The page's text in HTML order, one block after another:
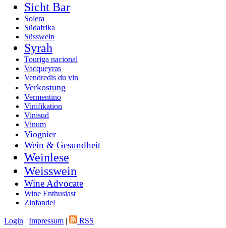
Sicht Bar
Solera
Südafrika
Süsswein
Syrah
Touriga nacional
Vacqueyras
Vendredis du vin
Verkostung
Vermentino
Vinifikation
Vinisud
Vinum
Viognier
Wein & Gesundheit
Weinlese
Weisswein
Wine Advocate
Wine Enthusiast
Zinfandel
Login | Impressum | RSS